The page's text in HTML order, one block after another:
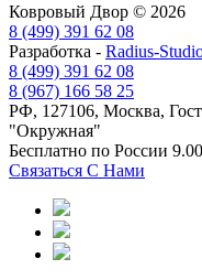
Ковровый Двор © 2026
8 (499) 391 62 08
Разработка - Radius-
8 (499) 391 62 08
8 (967) 166 58 25
РФ, 127106, Москва,
"Окружная"
Бесплатно по России
Связаться С Нами